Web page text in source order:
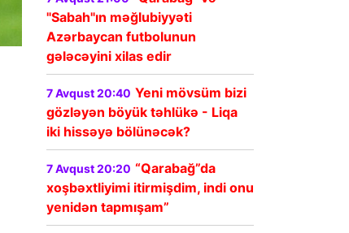
"Sabah"ın məğlubiyyəti
Azərbaycan futbolunun
gələcəyini xilas edir
7 Avqust 20:40 Yeni mövsüm bizi
gözləyən böyük təhlükə - Liqa
iki hissəyə bölünəcək?
7 Avqust 20:20 “Qarabağ”da
xoşbəxtliyimi itirmişdim, indi onu
yenidən tapmışam”